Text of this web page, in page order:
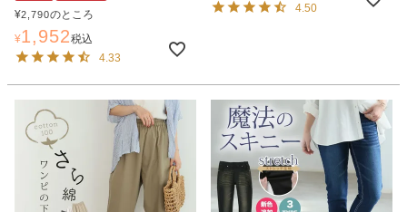
¥2,790のところ
¥1,952税込
4.33
4.50